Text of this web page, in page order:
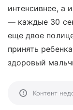
интенсивнее, а
— каждые 30
еще двое
принять
здоровый
Контент